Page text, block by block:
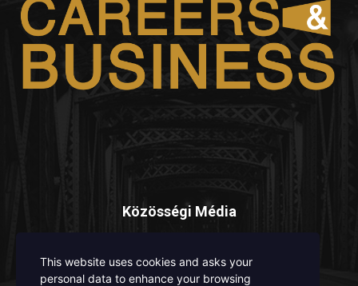
Közösségi Média
This website uses cookies and asks your
personal data to enhance your browsing